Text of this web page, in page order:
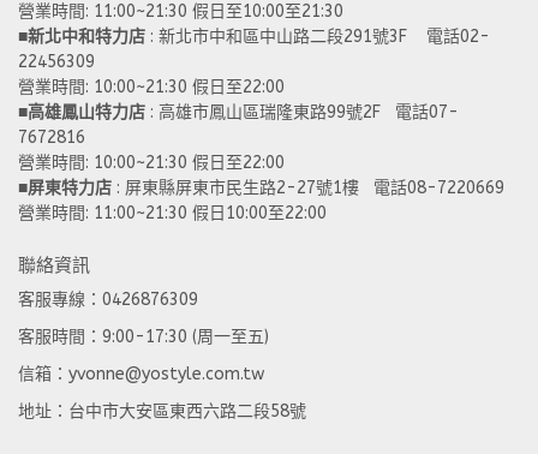
營業時間: 11:00~21:30 假日至10:00至21:30
■新北中和特力店 : 新北市中和區中山路二段291號3F    電話02-
22456309
營業時間: 10:00~21:30 假日至22:00
■高雄鳳山特力店 : 高雄市鳳山區瑞隆東路99號2F   電話07-
7672816
營業時間: 10:00~21:30 假日至22:00
■屏東特力店 : 屏東縣屏東市民生路2-27號1樓   電話08-7220669
營業時間: 11:00~21:30 假日10:00至22:00
聯絡資訊
客服專線：0426876309
客服時間：9:00-17:30 (周一至五)
信箱：yvonne@yostyle.com.tw
地址：台中市大安區東西六路二段58號